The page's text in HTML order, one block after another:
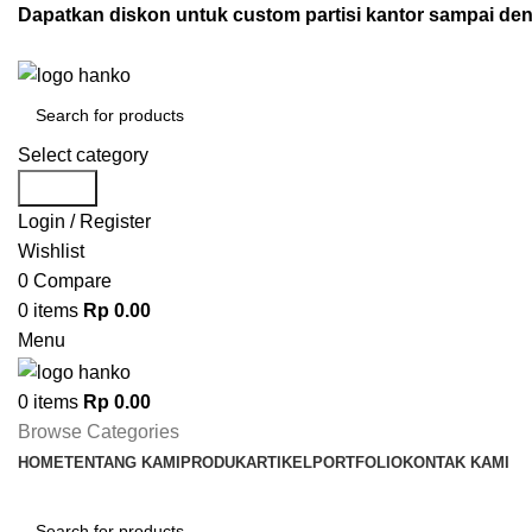
Dapatkan diskon untuk custom partisi kantor sampai
Select category
Login / Register
Wishlist
0 Compare
0 items Rp 0.00
Menu
0 items Rp 0.00
Browse Categories
HOMETENTANG KAMIPRODUKARTIKELPORTFOLIOKONTAK KAMI